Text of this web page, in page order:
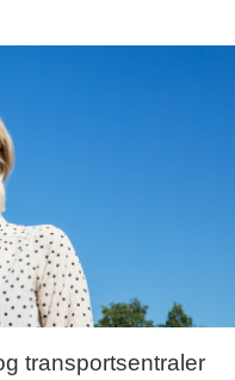
transportsentraler